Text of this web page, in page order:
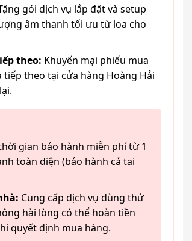
gói dịch vụ lắp đặt và setup
âm thanh tối ưu từ loa cho
theo: Khuyến mại phiếu mua
tiếp theo tại cửa hàng Hoàng Hải
gian bảo hành miễn phí từ 1
toàn diện (bảo hành cả tai
Cung cấp dịch vụ dùng thử
hài lòng có thể hoàn tiền
quyết định mua hàng.